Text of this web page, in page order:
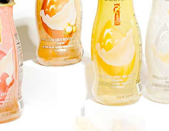
适合孕期食用